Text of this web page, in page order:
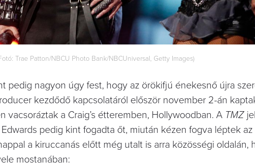
Trae Patton/NBCU Photo Bank/NBCUniversal, Getty Images)
pedig nagyon úgy fest, hogy az örökifjú énekesnő újra
kezdődő kapcsolatáról először november 2-án
vacsoráztak a Craig’s étteremben, Hollywoodban. A TMZ
pedig kint fogadta őt, miután kézen fogva léptek
a kiruccanás előtt még utalt is arra közösségi oldalán,
mostanában: